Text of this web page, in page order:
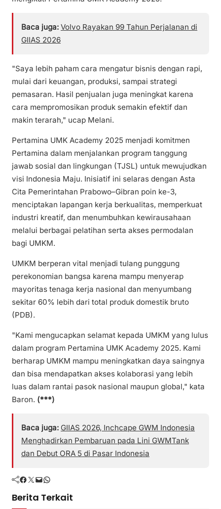
Baca juga: Volvo Rayakan 99 Tahun Perjalanan di
GIIAS 2026
"Saya lebih paham cara mengatur bisnis dengan rapi,
mulai dari keuangan, produksi, sampai strategi
pemasaran. Hasil penjualan juga meningkat karena
cara mempromosikan produk semakin efektif dan
makin terarah," ucap Melani.
Pertamina UMK Academy 2025 menjadi komitmen
Pertamina dalam menjalankan program tanggung
jawab sosial dan lingkungan (TJSL) untuk mewujudkan
visi Indonesia Maju. Inisiatif ini selaras dengan Asta
Cita Pemerintahan Prabowo–Gibran poin ke-3,
menciptakan lapangan kerja berkualitas, memperkuat
industri kreatif, dan menumbuhkan kewirausahaan
melalui berbagai pelatihan serta akses permodalan
bagi UMKM.
UMKM berperan vital menjadi tulang punggung
perekonomian bangsa karena mampu menyerap
mayoritas tenaga kerja nasional dan menyumbang
sekitar 60% lebih dari total produk domestik bruto
(PDB).
"Kami mengucapkan selamat kepada UMKM yang lulus
dalam program Pertamina UMK Academy 2025. Kami
berharap UMKM mampu meningkatkan daya saingnya
dan bisa mendapatkan akses kolaborasi yang lebih
luas dalam rantai pasok nasional maupun global," kata
Baron. (***)
Baca juga: GIIAS 2026, Inchcape GWM Indonesia
Menghadirkan Pembaruan pada Lini GWMTank
dan Debut ORA 5 di Pasar Indonesia
Facebook Twitter Mail WhatsApp
Berita Terkait